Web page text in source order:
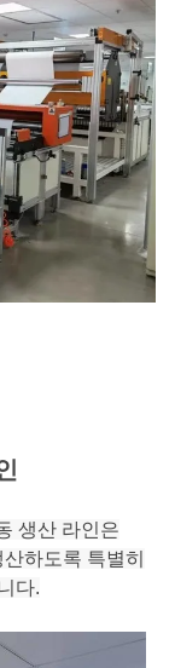
생산 라인은
하도록 특별히
다.